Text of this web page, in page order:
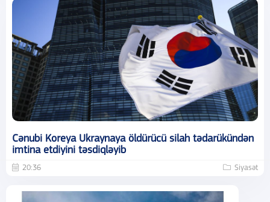
Cənubi Koreya Ukraynaya öldürücü silah tədarükündən
imtina etdiyini təsdiqləyib
20:36 Siyasət